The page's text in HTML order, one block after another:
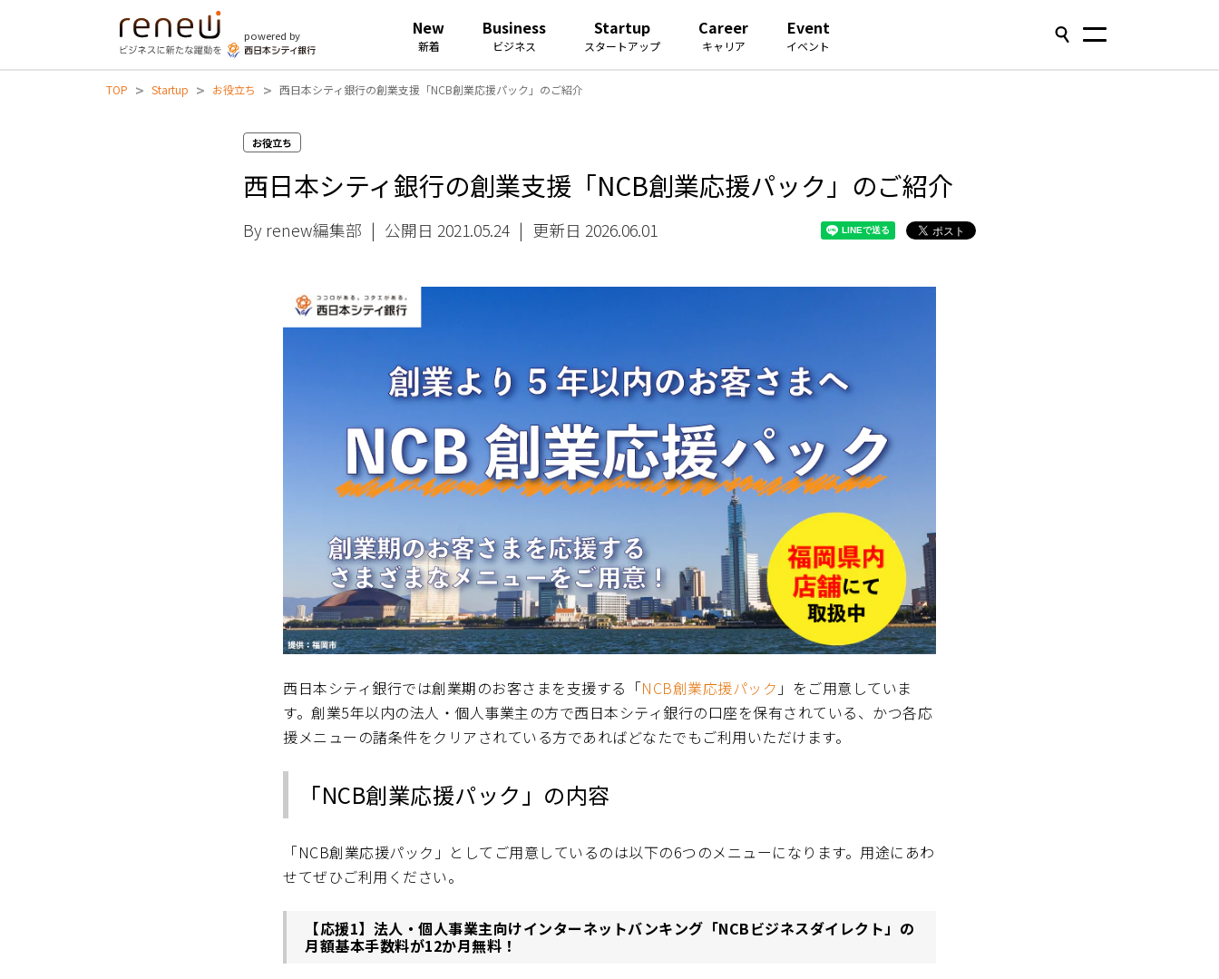
powered by New
新着
Business
ビジネス
Startup
スタートアップ
Career
キャリア
Event
イベント
TOP > Startup > お役立ち > 西日本シティ銀行の創業支援「NCB創業応援パック」のご紹介
お役立ち
西日本シティ銀行の創業支援「NCB創業応援パック」のご紹介
By renew編集部 | 公開日 2021.05.24 | 更新日 2026.06.01
西日本シティ銀行では創業期のお客さまを支援する「NCB創業応援パック 」をご用意していま
す。創業5年以内の法人・個人事業主の方で西日本シティ銀行の口座を保有されている、かつ各応
援メニューの諸条件をクリアされている方であればどなたでもご利用いただけます。
「NCB創業応援パック」の内容
「NCB創業応援パック」としてご用意しているのは以下の6つのメニューになります。用途にあわ
せてぜひご利用ください。
【応援1】法人・個人事業主向けインターネットバンキング「NCBビジネスダイレクト」の
月額基本手数料が12か月無料！